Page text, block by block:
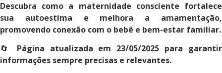
Descubra como a maternidade consciente fortalece
sua autoestima e melhora a amamentação,
promovendo conexão com o bebê e bem-estar familiar.
🔄 Página atualizada em 23/05/2025 para garantir
informações sempre precisas e relevantes.